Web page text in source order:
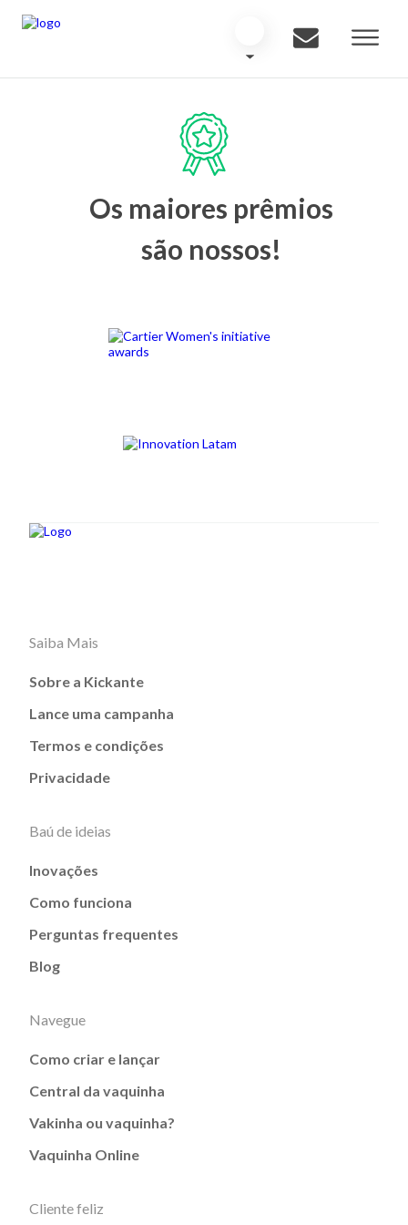
Os maiores prêmios
são nossos!
Saiba Mais
Sobre a Kickante
Lance uma campanha
Termos e condições
Privacidade
Baú de ideias
Inovações
Como funciona
Perguntas frequentes
Blog
Navegue
Como criar e lançar
Central da vaquinha
Vakinha ou vaquinha?
Vaquinha Online
Cliente feliz